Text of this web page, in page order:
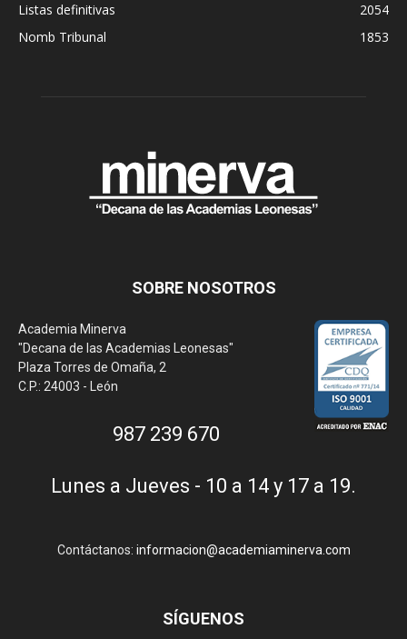
Listas definitivas
2054
Nomb Tribunal
1853
SOBRE NOSOTROS
Academia Minerva
"Decana de las Academias Leonesas"
Plaza Torres de Omaña, 2
C.P.: 24003 - León
987 239 670
Lunes a Jueves - 10 a 14 y 17 a 19.
Contáctanos: informacion@academiaminerva.com
SÍGUENOS